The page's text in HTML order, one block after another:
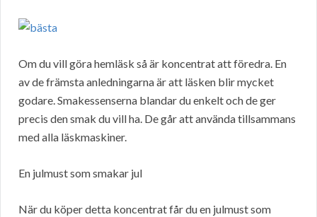
Om du vill göra hemläsk så är koncentrat att föredra. En
av de främsta anledningarna är att läsken blir mycket
godare. Smakessenserna blandar du enkelt och de ger
precis den smak du vill ha. De går att använda tillsammans
med alla läskmaskiner.
En julmust som smakar jul
När du köper detta koncentrat får du en julmust som